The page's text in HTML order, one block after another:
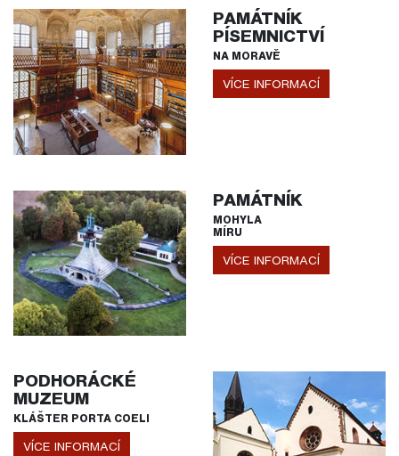
PAMÁTNÍK
PÍSEMNICTVÍ
NA MORAVĚ
VÍCE INFORMACÍ
PAMÁTNÍK
MOHYLA
MÍRU
VÍCE INFORMACÍ
PODHORÁCKÉ
MUZEUM
KLÁŠTER PORTA COELI
VÍCE INFORMACÍ